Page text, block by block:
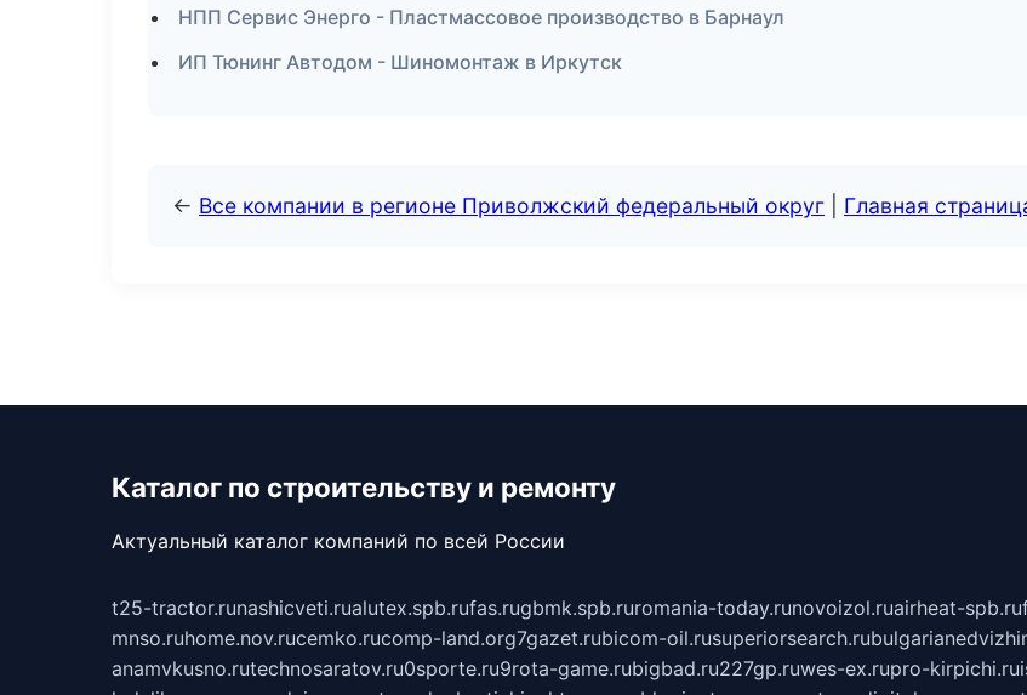
НПП Сервис Энерго - Пластмассовое производство в Барнаул
ИП Тюнинг Автодом - Шиномонтаж в Иркутск
← Все компании в регионе Приволжский федеральный округ Главная
Каталог по строительству и ремонту
Актуальный каталог компаний по всей России
t25-tractor.runashicveti.rualutex.spb.rufas.rugbmk.spb.ruromania-today.runovoizol.ruairheat-spb.ru
mnso.ruhome.nov.rucemko.rucomp-land.org7gazet.rubicom-oil.rusuperiorsearch.ru
anamvkusno.rutechnosaratov.ru0sporte.ru9rota-game.rubigbad.ru227gp.ruwes-ex.rupro-kirpichi.ru